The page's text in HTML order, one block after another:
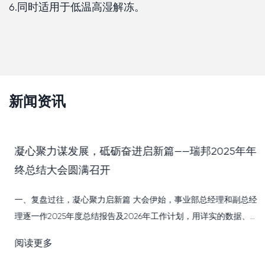
6.同时适用于低温高湿解冻。
新闻资讯
凝心聚力谋发展，砥砺奋进启新篇——瑞邦2025年年
终总结大会圆满召开
一、复盘过往，凝心聚力启新篇 大会伊始，事业部总经理和副总经
理逐一作2025年度总结报告及2026年工作计划，用详实的数据、务
明确了新一年的奋斗方向与具体的举措。 一份份详实的报告，...
阅读更多